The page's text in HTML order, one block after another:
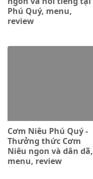
Phú Quý, menu,
review
Cơm Niêu Phú Quý -
Thưởng thức Cơm
Niêu ngon và dân dã,
menu, review